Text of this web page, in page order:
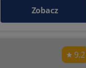
Zobacz
9.2